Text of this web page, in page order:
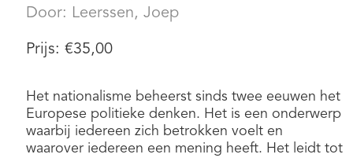
Door: Leerssen, Joep
Prijs: €35,00
Het nationalisme beheerst sinds twee eeuwen het
Europese politieke denken. Het is een onderwerp
waarbij iedereen zich betrokken voelt en
waarover iedereen een mening heeft. Het leidt tot